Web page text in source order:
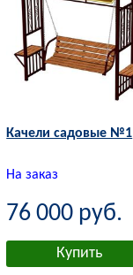
Качели садовые №1
На заказ
76 000 руб.